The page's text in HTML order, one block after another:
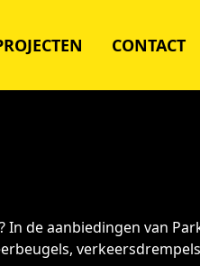
CONTACT
de aanbiedingen van